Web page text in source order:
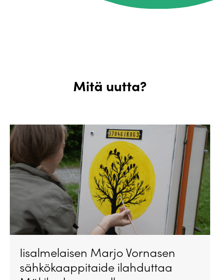
Mitä uutta?
Iisalmelaisen Marjo Vornasen
sähkökaappitaide ilahduttaa